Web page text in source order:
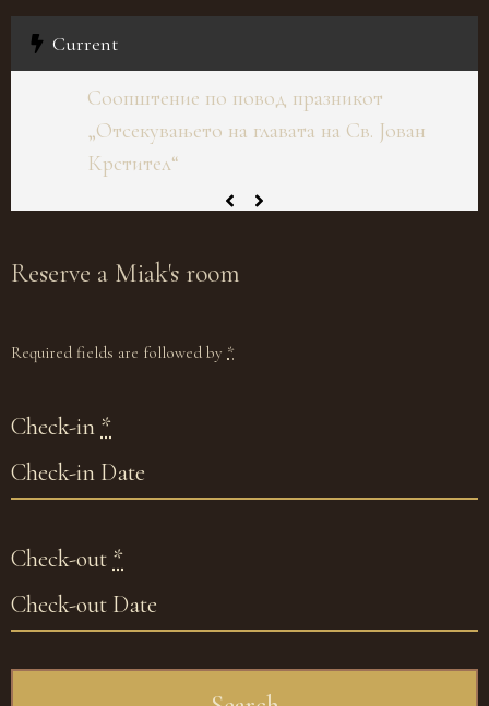
Current
Соопштение по повод празникот
„Отсекувањето на главата на Св. Јован
Крстител“
Reserve a Miak's room
Required fields are followed by *
Check-in *
Check-out *